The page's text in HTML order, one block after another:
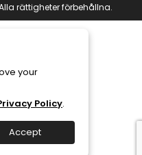
your
Policy.
Accept
rättigheter förbehållna.